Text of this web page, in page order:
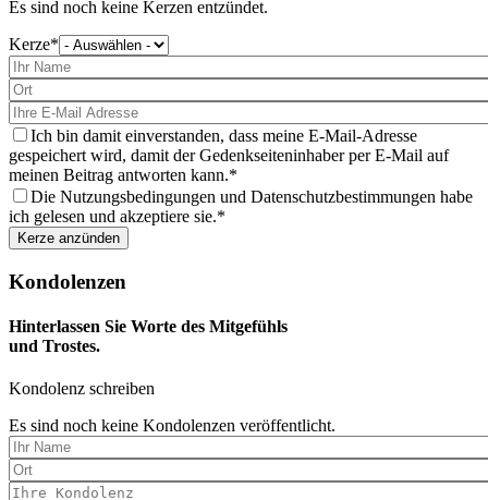
Es sind noch keine Kerzen entzündet.
Kerze
wählen
Sie
aus
Ich bin damit einverstanden, dass meine E-Mail-Adresse
gespeichert wird, damit der Gedenkseiteninhaber per E-Mail auf
meinen Beitrag antworten kann.
Die Nutzungsbedingungen und Datenschutzbestimmungen habe
ich gelesen und akzeptiere sie.
Kondolenzen
Hinterlassen Sie Worte des Mitgefühls
und Trostes.
Kondolenz schreiben
Es sind noch keine Kondolenzen veröffentlicht.